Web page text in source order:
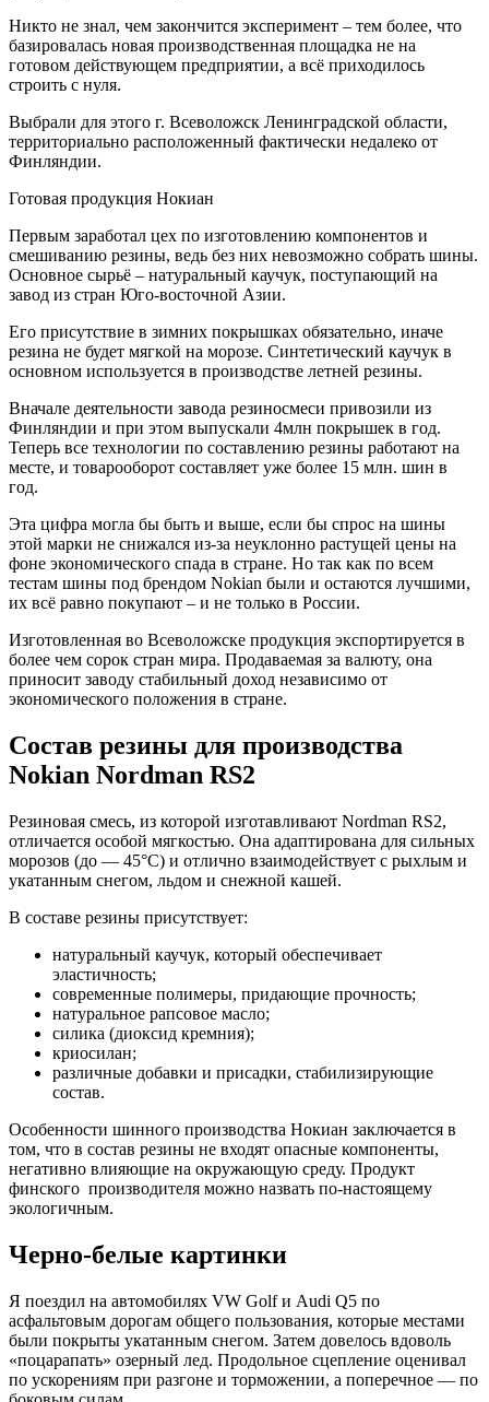
Никто не знал, чем закончится эксперимент – тем более, что
базировалась новая производственная площадка не на
готовом действующем предприятии, а всё приходилось
строить с нуля.
Выбрали для этого г. Всеволожск Ленинградской области,
территориально расположенный фактически недалеко от
Финляндии.
Готовая продукция Нокиан
Первым заработал цех по изготовлению компонентов и
смешиванию резины, ведь без них невозможно собрать шины.
Основное сырьё – натуральный каучук, поступающий на
завод из стран Юго-восточной Азии.
Его присутствие в зимних покрышках обязательно, иначе
резина не будет мягкой на морозе. Синтетический каучук в
основном используется в производстве летней резины.
Вначале деятельности завода резиносмеси привозили из
Финляндии и при этом выпускали 4млн покрышек в год.
Теперь все технологии по составлению резины работают на
месте, и товарооборот составляет уже более 15 млн. шин в
год.
Эта цифра могла бы быть и выше, если бы спрос на шины
этой марки не снижался из-за неуклонно растущей цены на
фоне экономического спада в стране. Но так как по всем
тестам шины под брендом Nokian были и остаются лучшими,
их всё равно покупают – и не только в России.
Изготовленная во Всеволожске продукция экспортируется в
более чем сорок стран мира. Продаваемая за валюту, она
приносит заводу стабильный доход независимо от
экономического положения в стране.
Состав резины для производства
Nokian Nordman RS2
Резиновая смесь, из которой изготавливают Nordman RS2,
отличается особой мягкостью. Она адаптирована для сильных
морозов (до — 45°C) и отлично взаимодействует с рыхлым и
укатанным снегом, льдом и снежной кашей.
В составе резины присутствует:
натуральный каучук, который обеспечивает
эластичность;
современные полимеры, придающие прочность;
натуральное рапсовое масло;
силика (диоксид кремния);
криосилан;
различные добавки и присадки, стабилизирующие
состав.
Особенности шинного производства Нокиан заключается в
том, что в состав резины не входят опасные компоненты,
негативно влияющие на окружающую среду. Продукт
финского производителя можно назвать по-настоящему
экологичным.
Черно-белые картинки
Я поездил на автомобилях VW Golf и Audi Q5 по
асфальтовым дорогам общего пользования, которые местами
были покрыты укатанным снегом. Затем довелось вдоволь
«поцарапать» озерный лед. Продольное сцепление оценивал
по ускорениям при разгоне и торможении, а поперечное — по